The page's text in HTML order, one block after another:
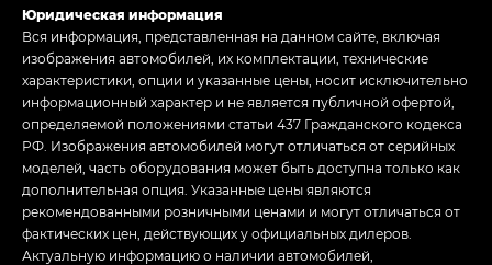
Юридическая информация
Вся информация, представленная на данном сайте, включая
изображения автомобилей, их комплектации, технические
характеристики, опции и указанные цены, носит исключительно
информационный характер и не является публичной офертой,
определяемой положениями статьи 437 Гражданского кодекса
РФ. Изображения автомобилей могут отличаться от серийных
моделей, часть оборудования может быть доступна только как
дополнительная опция. Указанные цены являются
рекомендованными розничными ценами и могут отличаться от
фактических цен, действующих у официальных дилеров.
Актуальную информацию о наличии автомобилей,